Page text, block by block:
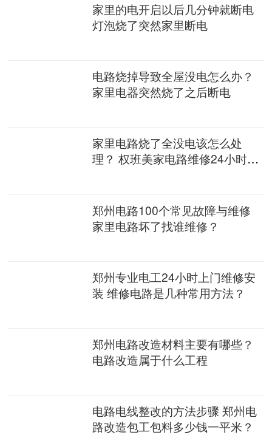
家里的电开启以后几分钟就断电
灯泡烧了突然家里断电
电路烧掉导致全屋没电怎么办？
家里电器突然烧了之后断电
家里电路烧了全没电该怎么处
理？ 权班美家电路维修24小时上
郑州电路100个常见故障与维修
家里电路坏了找谁维修？
郑州专业电工24小时上门维修安
装 维修电路是几种常用方法？
郑州电路改造材料主要有哪些？
电路改造属于什么工程
电路电线整改的方法步骤 郑州电
路改造包工包料多少钱一平米？